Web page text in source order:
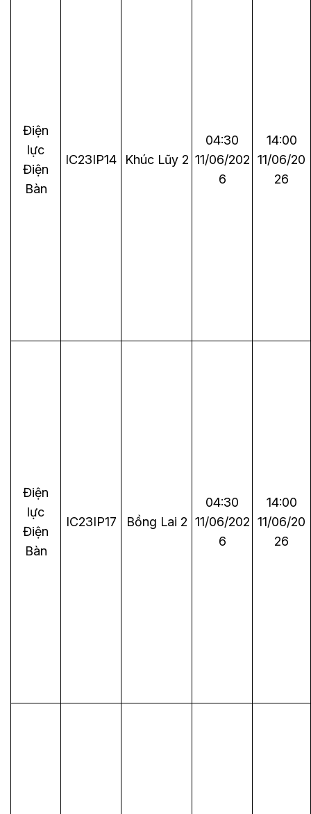
Điện
lực
Điện
Bàn
IC23IP14 Khúc Lũy 2
04:30
11/06/202
6
14:00
11/06/20
26
Điện
lực
Điện
Bàn
IC23IP17 Bồng Lai 2
04:30
11/06/202
6
14:00
11/06/20
26